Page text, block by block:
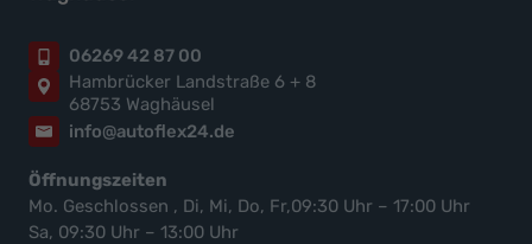
06269 42 87 00
Hambrücker Landstraße 6 + 8
68753 Waghäusel
info@autoflex24.de
Öffnungszeiten
Mo. Geschlossen , Di, Mi, Do, Fr,09:30 Uhr – 17:00 Uhr
Sa, 09:30 Uhr – 13:00 Uhr